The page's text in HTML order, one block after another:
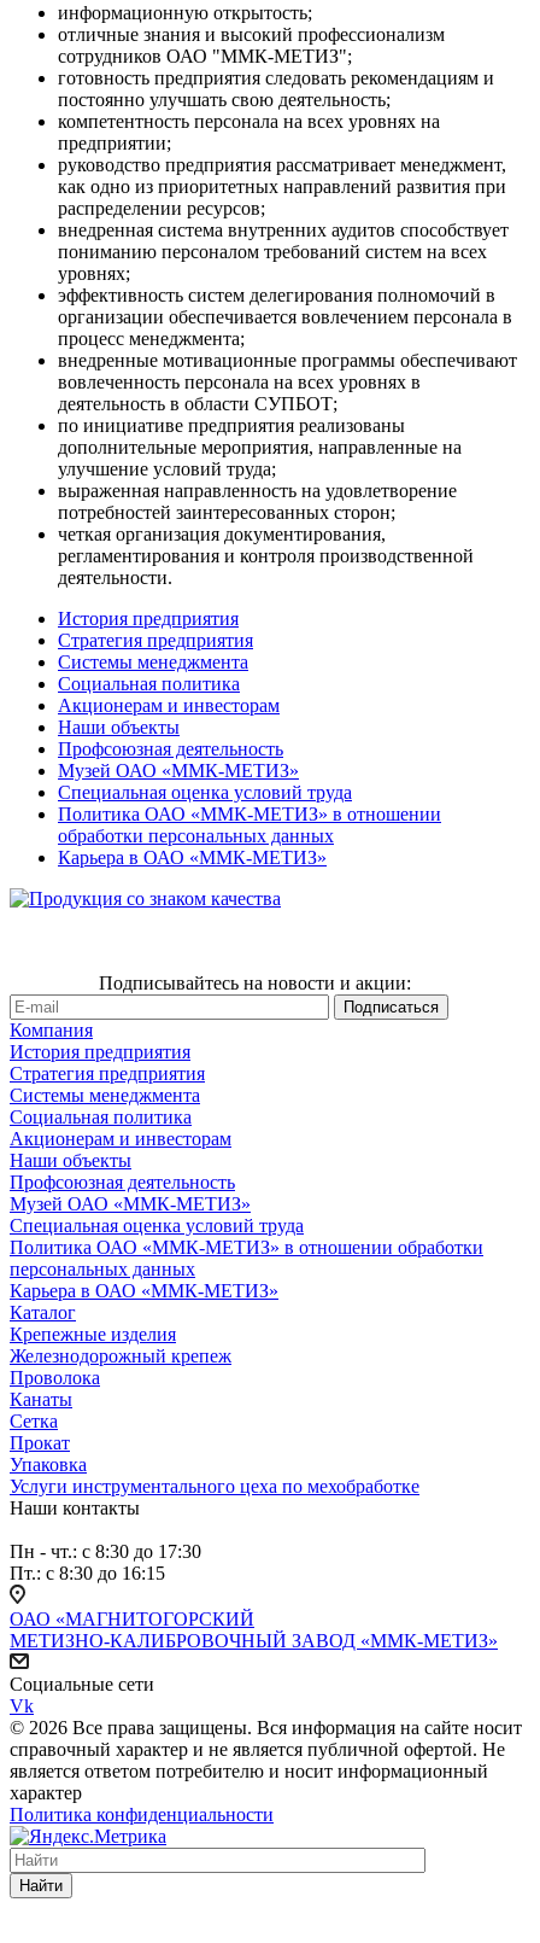
информационную открытость;
отличные знания и высокий профессионализм
сотрудников ОАО "ММК-МЕТИЗ";
готовность предприятия следовать рекомендациям и
постоянно улучшать свою деятельность;
компетентность персонала на всех уровнях на
предприятии;
руководство предприятия рассматривает менеджмент,
как одно из приоритетных направлений развития при
распределении ресурсов;
внедренная система внутренних аудитов способствует
пониманию персоналом требований систем на всех
уровнях;
эффективность систем делегирования полномочий в
организации обеспечивается вовлечением персонала в
процесс менеджмента;
внедренные мотивационные программы обеспечивают
вовлеченность персонала на всех уровнях в
деятельность в области СУПБОТ;
по инициативе предприятия реализованы
дополнительные мероприятия, направленные на
улучшение условий труда;
выраженная направленность на удовлетворение
потребностей заинтересованных сторон;
четкая организация документирования,
регламентирования и контроля производственной
деятельности.
История предприятия
Стратегия предприятия
Системы менеджмента
Социальная политика
Акционерам и инвесторам
Наши объекты
Профсоюзная деятельность
Музей ОАО «ММК-МЕТИЗ»
Специальная оценка условий труда
Политика ОАО «ММК-МЕТИЗ» в отношении
обработки персональных данных
Карьера в ОАО «ММК-МЕТИЗ»
Подписывайтесь на новости и акции:
Компания
История предприятия
Стратегия предприятия
Системы менеджмента
Социальная политика
Акционерам и инвесторам
Наши объекты
Профсоюзная деятельность
Музей ОАО «ММК-МЕТИЗ»
Специальная оценка условий труда
Политика ОАО «ММК-МЕТИЗ» в отношении обработки
персональных данных
Карьера в ОАО «ММК-МЕТИЗ»
Каталог
Крепежные изделия
Железнодорожный крепеж
Проволока
Канаты
Сетка
Прокат
Упаковка
Услуги инструментального цеха по мехобработке
Наши контакты
Пн - чт.: с 8:30 до 17:30
Пт.: с 8:30 до 16:15
ОАО «МАГНИТОГОРСКИЙ
МЕТИЗНО-КАЛИБРОВОЧНЫЙ ЗАВОД «ММК-МЕТИЗ»
Социальные сети
Vk
© 2026 Все права защищены. Вся информация на сайте носит
справочный характер и не является публичной офертой. Не
является ответом потребителю и носит информационный
характер
Политика конфиденциальности
Найти